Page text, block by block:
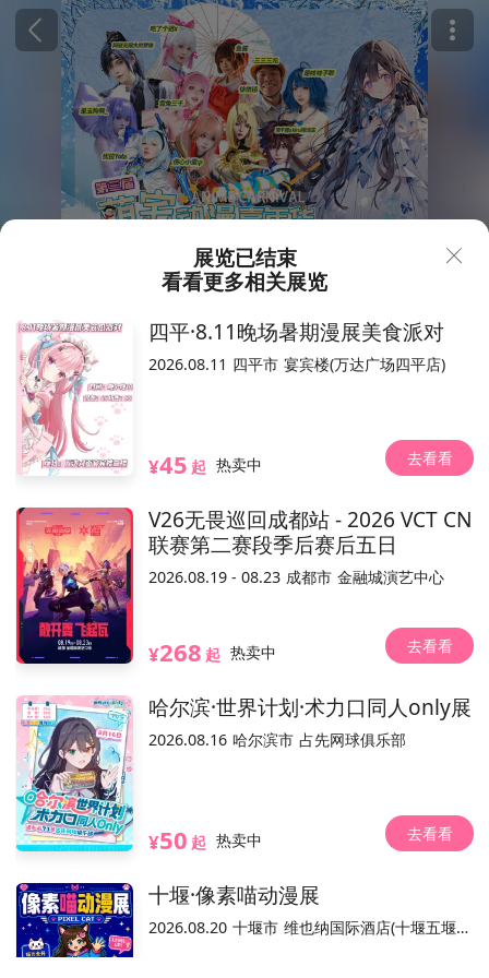
西安·第三届萌宅动漫嘉年华
2025.02.03-02.04（以现场为准） 3048人想去
西安大华1935
太华路街道太华南路251号 位置
不可退 可换票 电子票/兑换票
参展嘉宾(11)
优拉Yola 吃了个迟x 南千鲤akirui限流王 三三三元
活动介绍
票务销售平台，活动内容和合规手续由主办方负责。
已结束
展览已结束
看看更多相关展览
四平·8.11晚场暑期漫展美食派对
2026.08.11 四平市 宴宾楼(万达广场四平店)
¥45 起 热卖中 去看看
V26无畏巡回成都站 - 2026 VCT CN
联赛第二赛段季后赛后五日
2026.08.19 - 08.23 成都市 金融城演艺中心
¥268 起 热卖中 去看看
哈尔滨·世界计划·术力口同人only展
2026.08.16 哈尔滨市 占先网球俱乐部
¥50 起 热卖中 去看看
十堰·像素喵动漫展
2026.08.20 十堰市 维也纳国际酒店(十堰五堰步行街店)